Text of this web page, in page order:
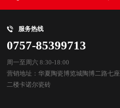
服务热线
0757-85399713
周一至周六 8:30-18:00
营销地址：华夏陶瓷博览城陶博二路七座
二楼卡诺尔瓷砖